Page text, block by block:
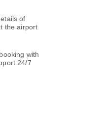
of
the airport
with
24/7